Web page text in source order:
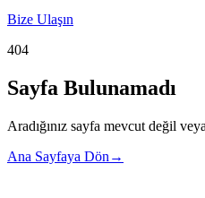
Bize Ulaşın
404
Sayfa Bulunamadı
Aradığınız sayfa mevcut değil
Ana Sayfaya Dön →